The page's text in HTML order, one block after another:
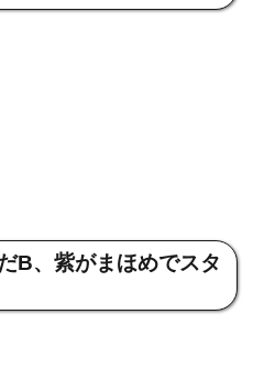
B、紫がまほめでスタ